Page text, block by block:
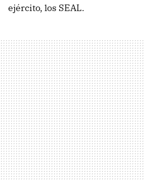
ejército, los SEAL.